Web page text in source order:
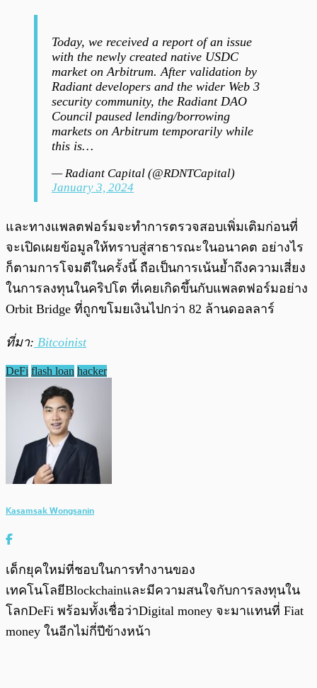
Today, we received a report of an issue
with the newly created native USDC
market on Arbitrum. After validation by
Radiant developers and the wider Web 3
security community, the Radiant DAO
Council paused lending/borrowing
markets on Arbitrum temporarily while
this is…
— Radiant Capital (@RDNTCapital)
January 3, 2024
และทางแพลตฟอร์มจะทำการตรวจสอบเพิ่มเติมก่อนที่
จะเปิดเผยข้อมูลให้ทราบสู่สาธารณะในอนาคต อย่างไร
ก็ตามการโจมตีในครั้งนี้ ถือเป็นการเน้นย้ำถึงความเสี่ยง
ในการลงทุนในคริปโต ที่เคยเกิดขึ้นกับแพลตฟอร์มอย่าง
Orbit Bridge ที่ถูกขโมยเงินไปกว่า 82 ล้านดอลลาร์
ที่มา: Bitcoinist
DeFi flash loan hacker
Kasamsak Wongsanin
เด็กยุคใหม่ที่ชอบในการทำงานของ
เทคโนโลยีBlockchainและมีความสนใจกับการลงทุนใน
โลกDeFi พร้อมทั้งเชื่อว่าDigital money จะมาแทนที่ Fiat
money ในอีกไม่กี่ปีข้างหน้า